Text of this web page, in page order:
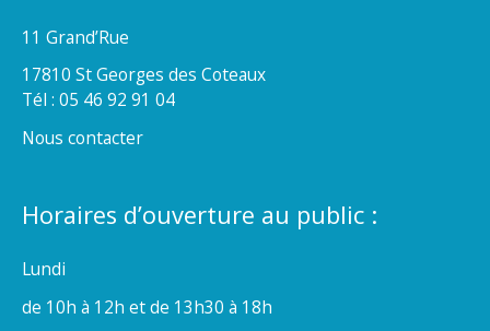
11 Grand’Rue
17810 St Georges des Coteaux
Tél : 05 46 92 91 04
Nous contacter
Horaires d’ouverture au public :
Lundi
de 10h à 12h et de 13h30 à 18h